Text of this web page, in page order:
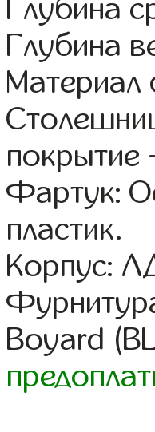
Глубина
Глубина
покрытие
Фартук:
пластик.
Корпус:
Boyard